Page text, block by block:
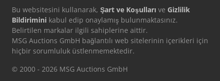
Bu websitesini kullanarak, Şart ve Koşulları ve Gizlilik
Bildirimini kabul edip onaylamış bulunmaktasınız.
Belirtilen markalar ilgili sahiplerine aittir.
MSG Auctions GmbH bağlantılı web sitelerinin içerikleri için
hiçbir sorumluluk üstlenmemektedir.
© 2000 - 2026 MSG Auctions GmbH